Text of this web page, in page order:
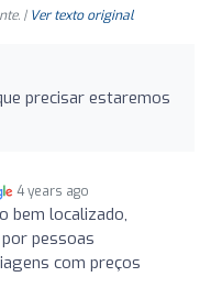
| Ver texto original
precisar estaremos
4 years ago
bem localizado,
pessoas
com preços